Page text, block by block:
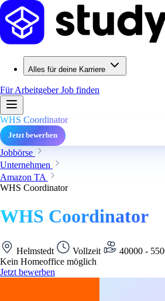
Alles für deine Karriere
Für ArbeitgeberJob finden
WHS Coordinator
Jetzt bewerben
Jobbörse
Unternehmen
Amazon TA
WHS Coordinator
WHS Coordinator
Helmstedt Vollzeit
40000 -
Kein Homeoffice möglich
Jetzt bewerben